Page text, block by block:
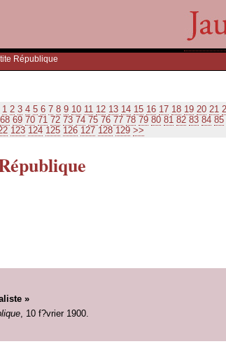
République
1 2 3 4 5 6 7 8 9 10 11 12 13 14 15 16 17 18 19 20 21
68 69 70 71 72 73 74 75 76 77 78 79 80 81 82 83 84 85
123 124 125 126 127 128 129 >>
»
, 10 f?vrier 1900.